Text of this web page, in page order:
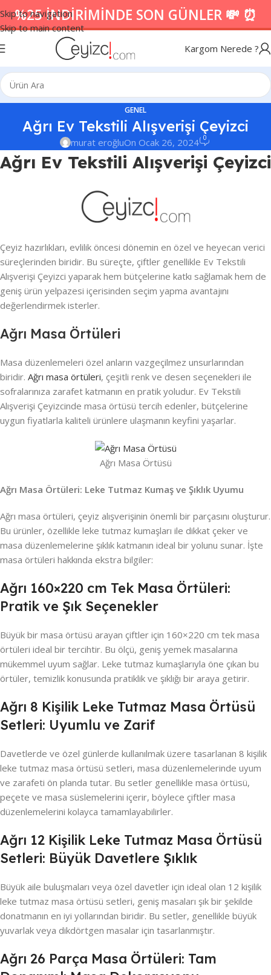
Skip to navigation
Skip to main content
%25 İNDİRİMİNDE SON GÜNLER 💸 ⏰
Kargom Nerede ?
GENEL
Ağrı Ev Tekstili Alışverişi Çeyizci
murat eroğluOn Ocak 26, 2024 0
Ağrı Ev Tekstili Alışverişi Çeyizci
Çeyiz hazırlıkları, evlilik öncesi dönemin en özel ve heyecan verici
süreçlerinden biridir. Bu süreçte, çiftler genellikle Ev Tekstili
Alışverişi Çeyizci yaparak hem bütçelerine katkı sağlamak hem de
geniş ürün yelpazesi içerisinden seçim yapma avantajını
değerlendirmek isterler.
Ağrı Masa Örtüleri
Masa düzenlemeleri özel anların vazgeçilmez unsurlarından
biridir. Ağrı masa örtüleri, çeşitli renk ve desen seçenekleri ile
sofralarınıza zarafet katmanın en pratik yoludur. Ev Tekstili
Alışverişi Çeyizcinde masa örtüsü tercih edenler, bütçelerine
uygun fiyatlarla kaliteli ürünlere ulaşmanın keyfini yaşarlar.
Ağrı Masa Örtüsü
Ağrı Masa Örtüleri: Leke Tutmaz Kumaş ve Şıklık Uyumu
Ağrı masa örtüleri, çeyiz alışverişinin önemli bir parçasını oluşturur.
Bu ürünler, özellikle leke tutmaz kumaşları ile dikkat çeker ve
masa düzenlemelerine şıklık katmanın ideal bir yolunu sunar. İşte
masa örtüleri hakkında ekstra bilgiler:
Ağrı 160×220 cm Tek Masa Örtüleri:
Pratik ve Şık Seçenekler
Büyük bir masa örtüsü arayan çiftler için 160×220 cm tek masa
örtüleri ideal bir tercihtir. Bu ölçü, geniş yemek masalarına
mükemmel uyum sağlar. Leke tutmaz kumaşlarıyla öne çıkan bu
örtüler, temizlik konusunda pratiklik ve şıklığı bir araya getirir.
Ağrı 8 Kişilik Leke Tutmaz Masa Örtüsü
Setleri: Uyumlu ve Zarif
Davetlerde ve özel günlerde kullanılmak üzere tasarlanan 8 kişilik
leke tutmaz masa örtüsü setleri, masa düzenlemelerinde uyum
ve zarafeti ön planda tutar. Bu setler genellikle masa örtüsü,
peçete ve masa süslemelerini içerir, böylece çiftler masa
düzenlemelerini kolayca tamamlayabilirler.
Ağrı 12 Kişilik Leke Tutmaz Masa Örtüsü
Setleri: Büyük Davetlere Şıklık
Büyük aile buluşmaları veya özel davetler için ideal olan 12 kişilik
leke tutmaz masa örtüsü setleri, geniş masaları şık bir şekilde
donatmanın en iyi yollarından biridir. Bu setler, genellikle büyük
yuvarlak veya dikdörtgen masalar için tasarlanmıştır.
Ağrı 26 Parça Masa Örtüleri: Tam